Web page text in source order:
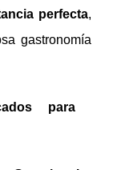
perfecta,
gastronomía
para